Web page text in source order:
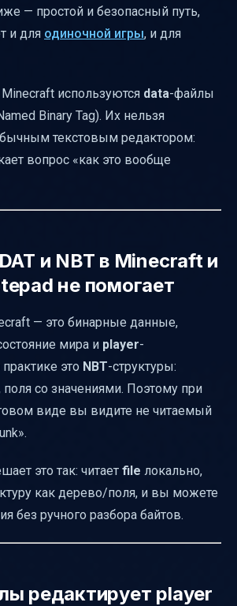
инвентаря и статистики:
можно менять
зачем нужен editor, если
generator
ли редактировать modded
редактировании player data
перед тем как вы
Export
без ручной разборки NBT
— простой и безопасный путь,
и для одиночной игры, и для
используются data-файлы
Binary Tag). Их нельзя
текстовым редактором:
вопрос «как это вообще
и NBT в Minecraft и
не помогает
— это бинарные данные,
мира и player-
это NBT-структуры:
со значениями. Поэтому при
виде вы видите не читаемый
это так: читает file локально,
как дерево/поля, и вы можете
без ручного разбора байтов.
редактирует player